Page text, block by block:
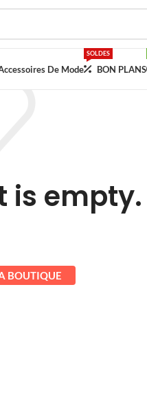
De Mode BON PLANS
SOLDES
is empty.
BOUTIQUE